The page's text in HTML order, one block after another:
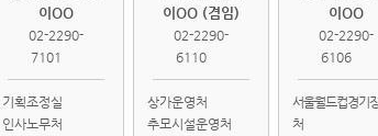
이OO
02-2290-
7101
기획조정실
인사노무처
이OO (겸임)
02-2290-
6110
상가운영처
추모시설운영처
이OO
02-2290-
6106
서울월드컵경기
처